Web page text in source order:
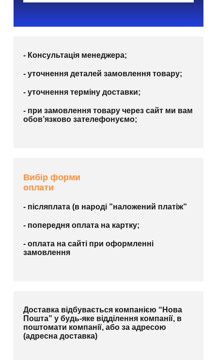
- Консультація менеджера;
- уточнення деталей замовлення товару;
- уточнення терміну доставки;
- при замовлення товару через сайт ми вам
обов’язково зателефонуємо;
Вибір форми
оплати
- післяплата (в народі ”наложений платіж”
- попередня оплата на картку;
- оплата на сайті при оформленні
замовлення
Доставка відбувається компанією “Нова
Пошта” у будь-яке відділення компанії, в
поштомати компанії, або за адресою
(адресна доставка)